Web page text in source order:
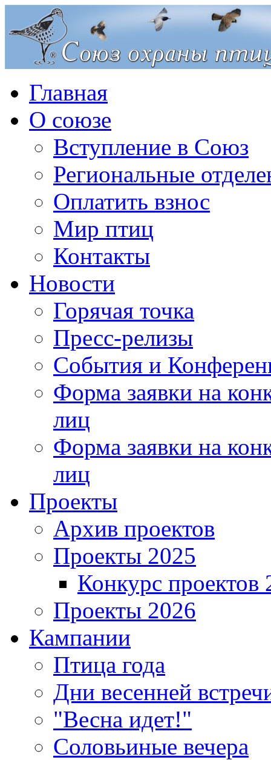
Главная
О союзе
Вступление в Союз
Региональные
Оплатить взнос
Мир птиц
Контакты
Новости
Горячая точка
Пресс-релизы
События и
Форма заявки на
лиц
Форма заявки на
лиц
Проекты
Архив проектов
Проекты 2025
Конкурс проектов
Проекты 2026
Кампании
Птица года
Дни весенней
"Весна идет!"
Соловьиные вечера